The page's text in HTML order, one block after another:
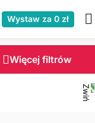
Wystaw za 0 zł
Więcej filtrów